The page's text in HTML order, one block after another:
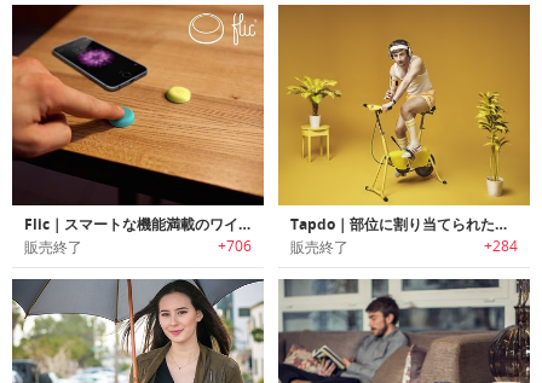
Flic｜スマートな機能満載のワイヤレスボタン
販売終了 +706
Tapdo｜部位に割り当てられた操作が可能な指紋認証機能搭載スマートコントロールボタン「タップドゥ」
販売終了 +284